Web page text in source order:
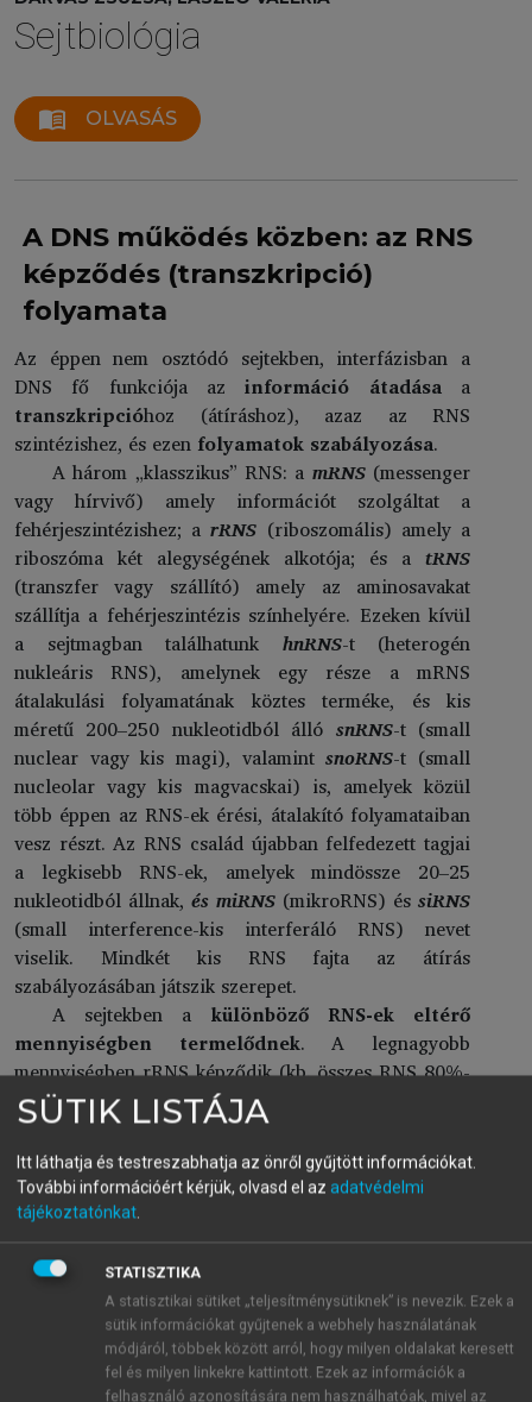
Sejtbiológia
menu_book OLVASÁS
A DNS működés közben: az RNS
képződés (transzkripció)
folyamata
Az éppen nem osztódó sejtekben, interfázisban a
DNS fő funkciója azinformáció átadása a
transzkripcióhoz (átíráshoz), azaz az RNS
szintézishez, és ezen folyamatok szabályozása.
A három „klasszikus” RNS: a mRNS (messenger
vagy hírvivő) amely információt szolgáltat a
fehérjeszintézishez; arRNS (riboszomális) amely a
riboszóma két alegységének alkotója; és a tRNS
(transzfer vagy szállító) amely az aminosavakat
szállítja a fehérjeszintézis színhelyére. Ezeken kívül
a sejtmagban találhatunk hnRNS-t (heterogén
nukleáris RNS), amelynek egy része a mRNS
átalakulási folyamatának köztes terméke, és kis
méretű 200–250 nukleotidból álló snRNS-t (small
nuclear vagy kis magi), valamintsnoRNS-t (small
nucleolar vagy kis magvacskai) is, amelyek közül
több éppen az RNS-ek érési, átalakító folyamataiban
vesz részt. Az RNS család újabban felfedezett tagjai
a legkisebb RNS-ek, amelyek mindössze 20–25
nukleotidból állnak, és miRNS (mikroRNS) és siRNS
(small interference-kis interferáló RNS) nevet
viselik. Mindkét kis RNS fajta az átírás
szabályozásában játszik szerepet.
A sejtekben a különböző RNS-ek eltérő
mennyiségben termelődnek. A legnagyobb
mennyiségben rRNS képződik (kb. összes RNS 80%-
a) és a teljes RNS tartalomnak csak igen kis
százaléka a mRNS. Ennek a legnagyobb része még a
magban lebomlik, és a citoplazmába csak a termelt
és átalakított mRNS kis része jut ki. A sejt által
szintetizált mRNS mennyiségi és minőségi
befolyásolja a sejt által előállítható fehérjék
mennyiségét, illetve minőségét, és így a sejt
működését is.
Prokariótákban mindegyik RNS típust
ugyanaz aDNS függő RNS polimerázírja át.A
SÜTIK LISTÁJA
Itt láthatja és testreszabhatja az önről gyűjtött információkat.
További információért kérjük, olvasd el az adatvédelmi
tájékoztatónkat.
STATISZTIKA
A statisztikai sütiket „teljesítménysütiknek” is nevezik. Ezek a
sütik információkat gyűjtenek a webhely használatának
módjáról, többek között arról, hogy milyen oldalakat keresett
fel és milyen linkekre kattintott. Ezek az információk a
felhasználó azonosítására nem használhatóak, mivel az